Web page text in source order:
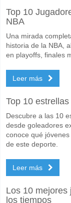
El partido entre
Taian Tiankuang
No para Ambos
Cuál es el
En el lado
Top 10
NBA
Una mirada
historia de la NBA,
en playoffs, finales
Leer más
Top 10
Descubre a las 10
desde goleadores
conoce qué
de este deporte.
Leer más
Los 10 mejores
los tiempos